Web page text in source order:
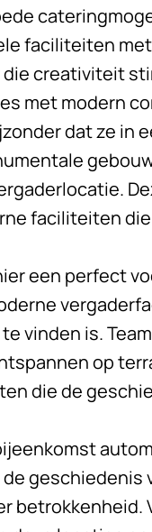
faciliteiten
creativiteit
met modern
dat ze in
faciliteiten
een perfect
vinden is.
op
die de
geschiedenis